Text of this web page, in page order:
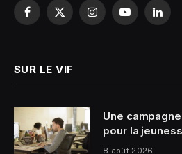
Facebook
X
InstagramYouTube
SUR LE VIF
Une
pour la
8 août 2026